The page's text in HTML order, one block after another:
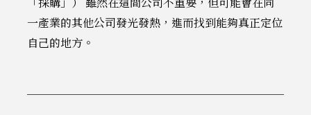
一產業的其他公司發光發熱，進而找到能夠真正定位
自己的地方。